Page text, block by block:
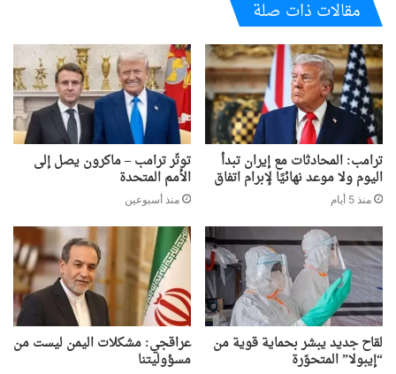
مقالات ذات صلة
ترامب: المحادثات مع إيران تبدأ
اليوم ولا موعد نهائيًا لإبرام اتفاق
منذ 5 أيام
توتّر ترامب – ماكرون يصل إلى
الأمم المتحدة
منذ أسبوعين
لقاح جديد يبشر بحماية قوية من
“إيبولا” المتحوّرة
عراقجي: مشكلات اليمن ليست من
مسؤوليتنا